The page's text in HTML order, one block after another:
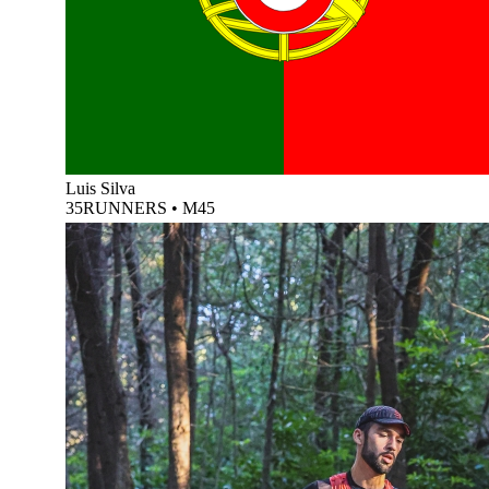
Luis Silva
35RUNNERS • M45